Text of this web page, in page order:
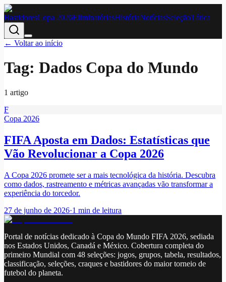
BastidoresCopa 2026EliminatóriasHistóriaNotíciasSeleçãoTática
← Voltar ao início
Tag: Dados Copa do Mundo
1 artigo
F
Copa 2026
FIFA Aposta em Dados: Estatísticas que
Vão Revolucionar a Copa 2026
A Copa 2026 promete ser a mais tecnológica da história. Descubra
como dados, rastreamento e métricas avançadas vão transformar a
experiência do torcedor.
27 de junho de 2026·1 min de leitura
Portal de notícias dedicado à Copa do Mundo FIFA 2026, sediada
nos Estados Unidos, Canadá e México. Cobertura completa do
primeiro Mundial com 48 seleções: jogos, grupos, tabela, resultados,
classificação, seleções, craques e bastidores do maior torneio de
futebol do planeta.